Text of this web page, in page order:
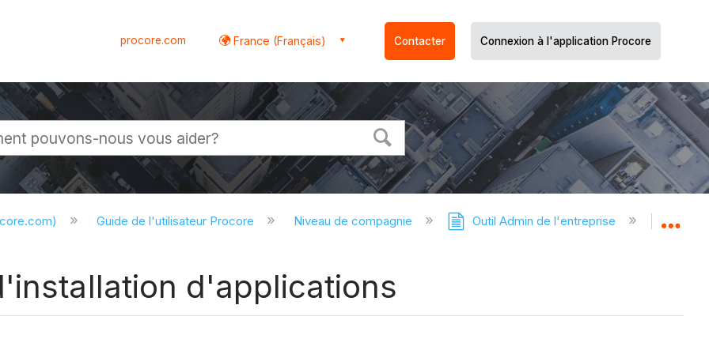
procore.com France (Français) Contacter Connexion à l'application Procore
Guide de l'utilisateur Procore Niveau de compagnie Outil Admin de l'entreprise Outil
d'applications